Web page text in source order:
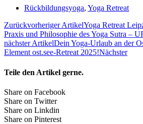
Rückbildungsyoga, Yoga Retreat
Zurückvorheriger ArtikelYoga Retreat
Praxis und Philosophie des Yoga Sutra –
nächster ArtikelDein Yoga-Urlaub an der
Element ost.see-Retreat 2025!Nächster
Teile den Artikel gerne.
Share on Facebook
Share on Twitter
Share on Linkdin
Share on Pinterest